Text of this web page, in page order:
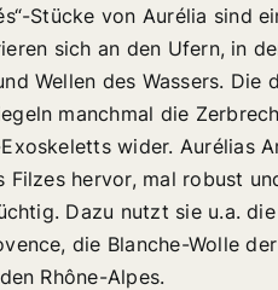
Stücke von Aurélia sind
sich an den Ufern, in
Wellen des Wassers. Die
manchmal die
wider. Aurélias
Filzes hervor, mal robust
Dazu nutzt sie u.a.
die Blanche-Wolle
Rhône-Alpes.